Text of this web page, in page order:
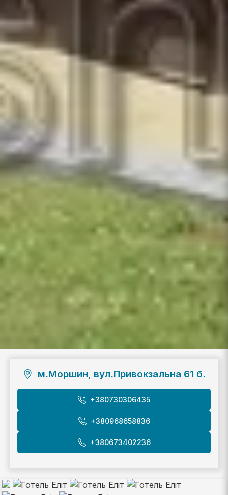
м.Моршин, вул.Привокзальна 61 б.
+380730306435
+380968658836
+380673402236